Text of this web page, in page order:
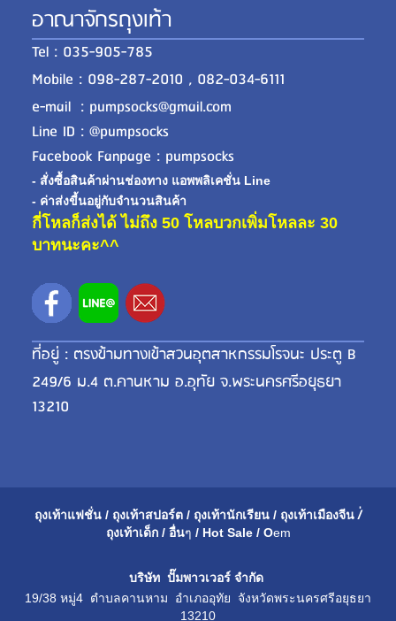
อาณาจักรถุงเท้า
Tel : 035-905-785
Mobile : 098-287-2010 , 082-034-6111
e-mail : pumpsocks@gmail.com
Line ID : @pumpsocks
Facebook Fanpage : pumpsocks
- สั่งซื้อสินค้าผ่านช่องทาง แอพพลิเคชั่น Line
- ค่าส่งขี้นอยู่กับจำนวนสินค้า
กี่โหลก็ส่งได้ ไม่ถึง 50 โหลบวกเพิ่มโหลละ 30
บาทนะคะ^^
ที่อยู่ : ตรงข้ามทางเข้าสวนอุตสาหกรรมโรจนะ ประตู B
249/6 ม.4 ต.คานหาม อ.อุทัย จ.พระนครศรีอยุธยา
13210
ถุงเท้าแฟชั่น / ถุงเท้าสปอร์ต / ถุงเท้านักเรียน / ถุงเท้าเมืองจีน /่
ถุงเท้าเด็ก / อื่นๆ / Hot Sale / Oem
บริษัท ปั๊มพาวเวอร์ จำกัด
19/38 หมู่4 ตำบลคานหาม อำเภออุทัย จังหวัดพระนครศรีอยุธยา
13210